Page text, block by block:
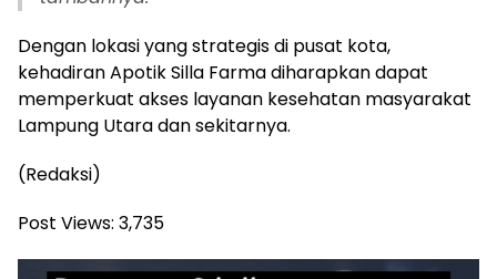
Dengan lokasi yang strategis di pusat kota,
kehadiran Apotik Silla Farma diharapkan dapat
memperkuat akses layanan kesehatan masyarakat
Lampung Utara dan sekitarnya.
(Redaksi)
Post Views: 3,735